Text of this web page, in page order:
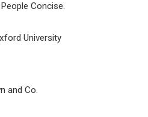
Concise.
University
and Co.